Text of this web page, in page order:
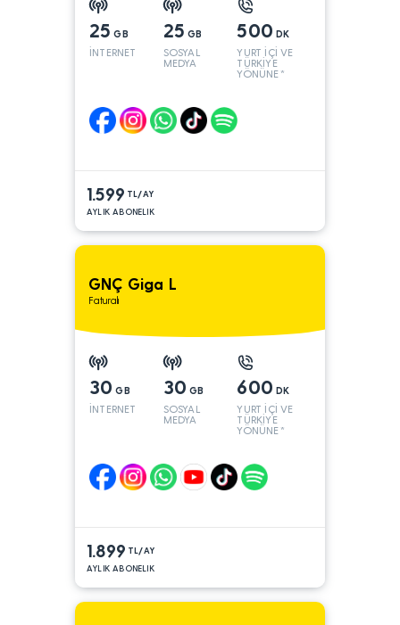
25 GB
İNTERNET
25 GB
SOSYAL
MEDYA
500 DK
YURT İÇİ VE
TÜRKİYE
YÖNÜNE*
1.599 TL/AY
AYLIK ABONELIK
GNÇ Giga L
Faturalı
30 GB
İNTERNET
30 GB
SOSYAL
MEDYA
600 DK
YURT İÇİ VE
TÜRKİYE
YÖNÜNE*
1.899 TL/AY
AYLIK ABONELIK